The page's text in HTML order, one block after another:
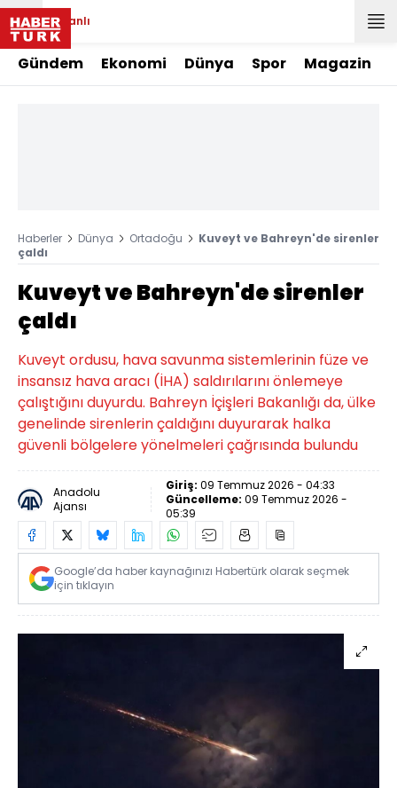
Canlı
Gündem Ekonomi Dünya Spor Magazin
Haberler Dünya Ortadoğu
Kuveyt ve Bahreyn'de sirenler
çaldı
Kuveyt ve Bahreyn'de sirenler
çaldı
Kuveyt ordusu, hava savunma sistemlerinin füze ve
insansız hava aracı (İHA) saldırılarını önlemeye
çalıştığını duyurdu. Bahreyn İçişleri Bakanlığı da, ülke
genelinde sirenlerin çaldığını duyurarak halka
güvenli bölgelere yönelmeleri çağrısında bulundu
Anadolu
Ajansı
Giriş: 09 Temmuz 2026 - 04:33
Güncelleme: 09 Temmuz 2026 -
05:39
Google’da haber kaynağınızı Habertürk olarak seçmek
için tıklayın